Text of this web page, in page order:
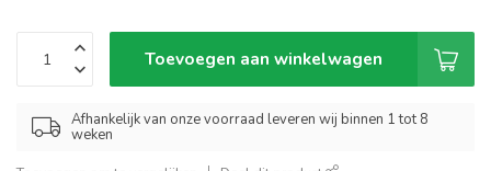
Toevoegen aan winkelwagen
Afhankelijk van onze voorraad leveren wij binnen 1 tot 8
weken